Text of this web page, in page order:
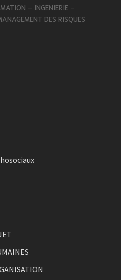
– INGENIERIE –
DES RISQUES